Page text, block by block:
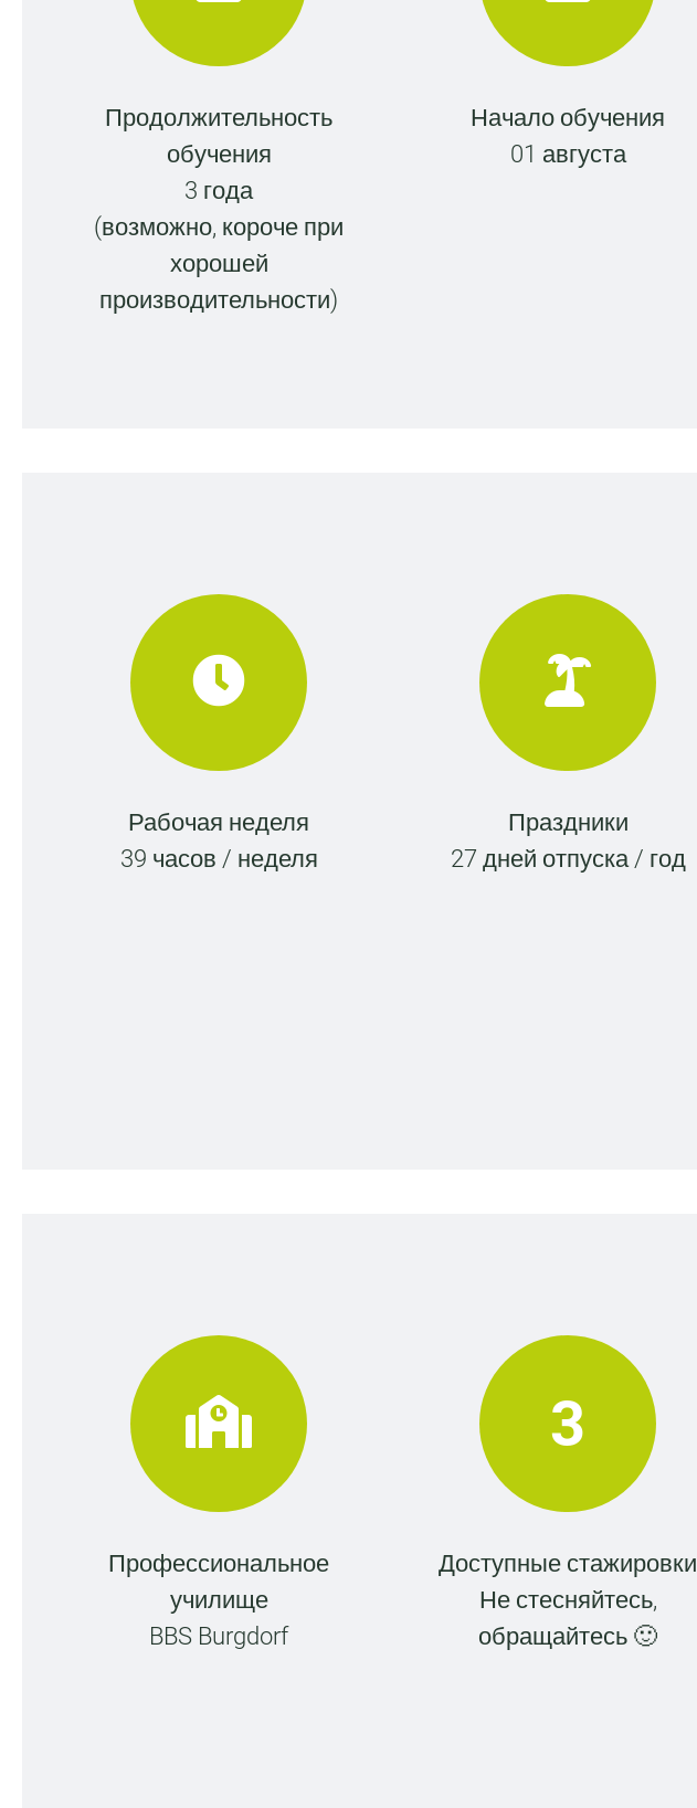
Продолжительность
обучения
3 года
(возможно, короче при
хорошей
производительности)
Начало обучения
01 августа
Рабочая неделя
39 часов / неделя
Праздники
27 дней отпуска / год
Профессиональное
училище
BBS Burgdorf
3
Доступные стажировки
Не стесняйтесь,
обращайтесь 🙂